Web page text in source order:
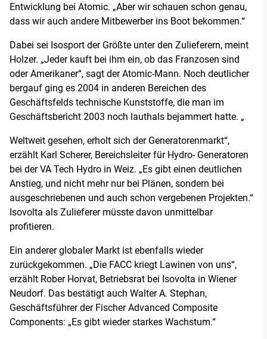
Entwicklung bei Atomic. „Aber wir schauen schon genau,
dass wir auch andere Mitbewerber ins Boot bekommen.“
Dabei sei Isosport der Größte unter den Zulieferern, meint
Holzer. „Jeder kauft bei ihm ein, ob das Franzosen sind
oder Amerikaner“, sagt der Atomic-Mann. Noch deutlicher
bergauf ging es 2004 in anderen Bereichen des
Geschäftsfelds technische Kunststoffe, die man im
Geschäftsbericht 2003 noch lauthals bejammert hatte. „
Weltweit gesehen, erholt sich der Generatorenmarkt“,
erzählt Karl Scherer, Bereichsleiter für Hydro- Generatoren
bei der VA Tech Hydro in Weiz. „Es gibt einen deutlichen
Anstieg, und nicht mehr nur bei Plänen, sondern bei
ausgeschriebenen und auch schon vergebenen Projekten.“
Isovolta als Zulieferer müsste davon unmittelbar
profitieren.
Ein anderer globaler Markt ist ebenfalls wieder
zurückgekommen. „Die FACC kriegt Lawinen von uns“,
erzählt Rober Horvat, Betriebsrat bei Isovolta in Wiener
Neudorf. Das bestätigt auch Walter A. Stephan,
Geschäftsführer der Fischer Advanced Composite
Components: „Es gibt wieder starkes Wachstum.“